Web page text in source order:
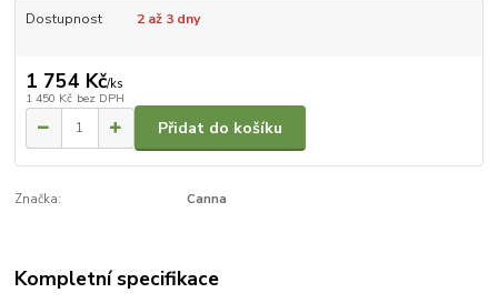
Dostupnost 2 až 3 dny
1 754 Kč/ks
1 450 Kč bez DPH
Přidat do košíku
Značka: Canna
Kompletní specifikace